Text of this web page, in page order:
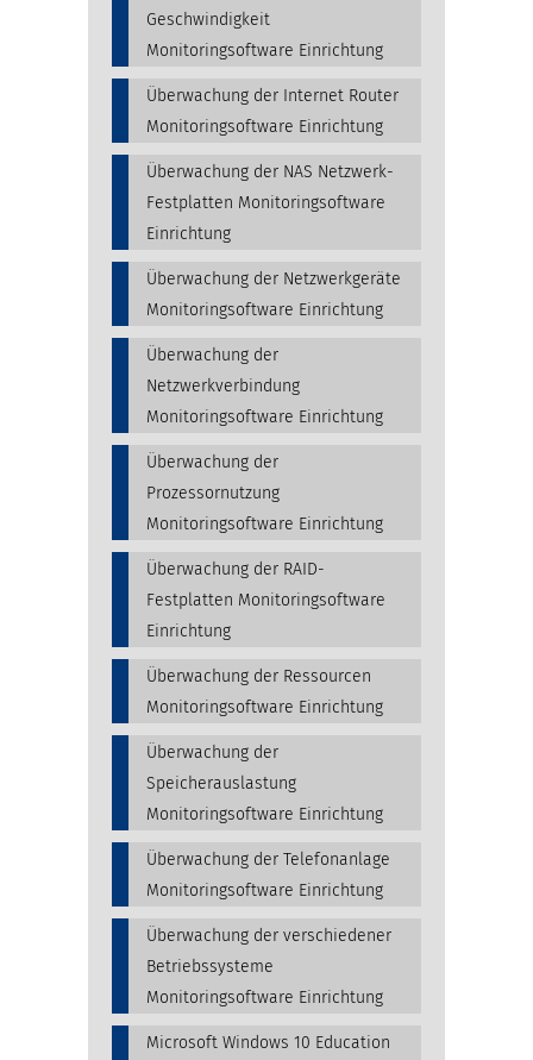
Geschwindigkeit
Monitoringsoftware Einrichtung
Überwachung der Internet Router
Monitoringsoftware Einrichtung
Überwachung der NAS Netzwerk-
Festplatten Monitoringsoftware
Einrichtung
Überwachung der Netzwerkgeräte
Monitoringsoftware Einrichtung
Überwachung der
Netzwerkverbindung
Monitoringsoftware Einrichtung
Überwachung der
Prozessornutzung
Monitoringsoftware Einrichtung
Überwachung der RAID-
Festplatten Monitoringsoftware
Einrichtung
Überwachung der Ressourcen
Monitoringsoftware Einrichtung
Überwachung der
Speicherauslastung
Monitoringsoftware Einrichtung
Überwachung der Telefonanlage
Monitoringsoftware Einrichtung
Überwachung der verschiedener
Betriebssysteme
Monitoringsoftware Einrichtung
Microsoft Windows 10 Education